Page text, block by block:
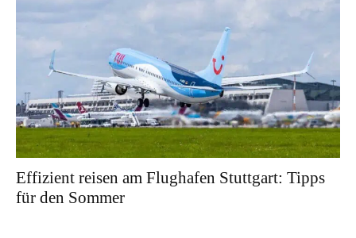
Effizient reisen am Flughafen Stuttgart: Tipps
für den Sommer